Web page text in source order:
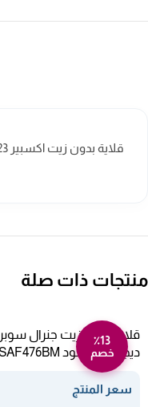
قلاية بدون زيت اكسبير 23 لتر 1700 وات – ستيل XPAO-9050S
منتجات ذات صلة
٪13
خصم
ديجيتال – أسود GSAF476BM
سعر المنتج